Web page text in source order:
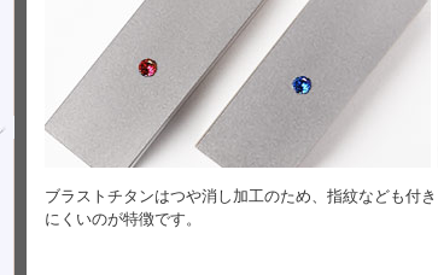
ブラストチタンはつや消し加工のため、指紋なども付き
にくいのが特徴です。